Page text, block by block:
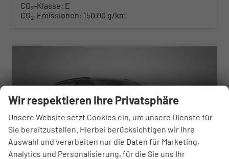
CO2-Klasse: E
CO2-Emissionen: 150,00 g/km
Wir respektieren Ihre Privatsphäre
Unsere Website setzt Cookies ein, um unsere Dienste für
Sie bereitzustellen. Hierbei berücksichtigen wir Ihre
Auswahl und verarbeiten nur die Daten für Marketing,
Analytics und Personalisierung, für die Sie uns Ihr